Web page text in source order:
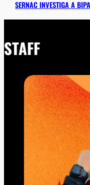
SERNAC INVESTIGA A
STAFF